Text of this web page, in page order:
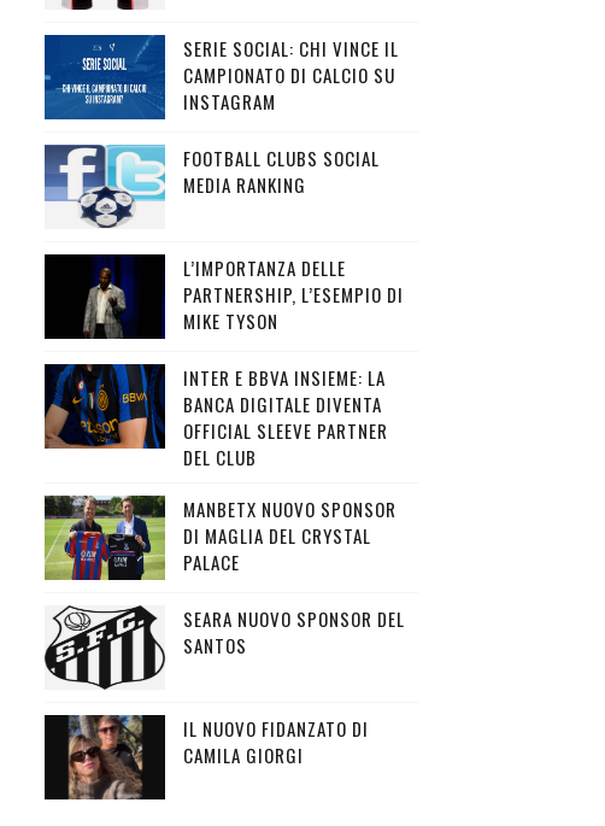
SERIE SOCIAL: CHI VINCE IL
CAMPIONATO DI CALCIO SU
INSTAGRAM
FOOTBALL CLUBS SOCIAL
MEDIA RANKING
L’IMPORTANZA DELLE
PARTNERSHIP, L’ESEMPIO DI
MIKE TYSON
INTER E BBVA INSIEME: LA
BANCA DIGITALE DIVENTA
OFFICIAL SLEEVE PARTNER
DEL CLUB
MANBETX NUOVO SPONSOR
DI MAGLIA DEL CRYSTAL
PALACE
SEARA NUOVO SPONSOR DEL
SANTOS
IL NUOVO FIDANZATO DI
CAMILA GIORGI